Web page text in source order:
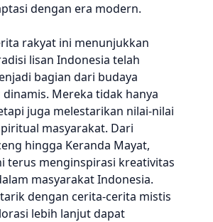
dengan era modern.
rakyat ini menunjukkan
lisan Indonesia telah
bagian dari budaya
Mereka tidak hanya
juga melestarikan nilai-nilai
masyarakat. Dari
hingga Keranda Mayat,
terus menginspirasi kreativitas
masyarakat Indonesia.
dengan cerita-cerita mistis
lebih lanjut dapat